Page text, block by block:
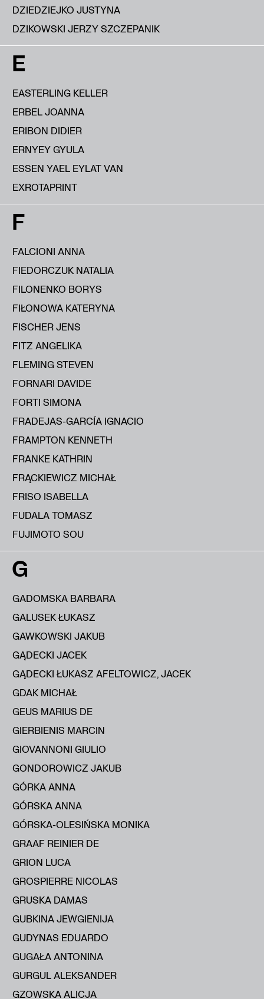
DZIEDZIEJKO JUSTYNA
DZIKOWSKI JERZY SZCZEPANIK
E
EASTERLING KELLER
ERBEL JOANNA
ERIBON DIDIER
ERNYEY GYULA
ESSEN YAEL EYLAT VAN
EXROTAPRINT
F
FALCIONI ANNA
FIEDORCZUK NATALIA
FILONENKO BORYS
FIŁONOWA KATERYNA
FISCHER JENS
FITZ ANGELIKA
FLEMING STEVEN
FORNARI DAVIDE
FORTI SIMONA
FRADEJAS-GARCÍA IGNACIO
FRAMPTON KENNETH
FRANKE KATHRIN
FRĄCKIEWICZ MICHAŁ
FRISO ISABELLA
FUDALA TOMASZ
FUJIMOTO SOU
G
GADOMSKA BARBARA
GALUSEK ŁUKASZ
GAWKOWSKI JAKUB
GĄDECKI JACEK
GĄDECKI ŁUKASZ AFELTOWICZ, JACEK
GDAK MICHAŁ
GEUS MARIUS DE
GIERBIENIS MARCIN
GIOVANNONI GIULIO
GONDOROWICZ JAKUB
GÓRKA ANNA
GÓRSKA ANNA
GÓRSKA-OLESIŃSKA MONIKA
GRAAF REINIER DE
GRION LUCA
GROSPIERRE NICOLAS
GRUSKA DAMAS
GUBKINA JEWGIENIJA
GUDYNAS EDUARDO
GUGAŁA ANTONINA
GURGUL ALEKSANDER
GZOWSKA ALICJA